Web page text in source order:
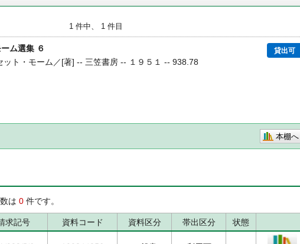
1 件中、 1 件目
ム選集 ６ 貸出可
ット・モーム／[著] -- 三笠書房 -- １９５１ -- 938.78
本棚へ
は 0 件です。
求記号 資料コード 資料区分 帯出区分 状態